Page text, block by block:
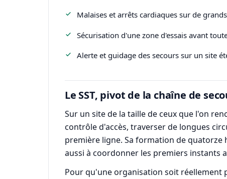
Malaises et arrêts cardiaques sur de
Sécurisation d'une zone d'essais avant
Alerte et guidage des secours sur un site
Le SST, pivot de la chaîne de
Sur un site de la taille de ceux que l'on
contrôle d'accès, traverser de longues
première ligne. Sa formation de quatorze
aussi à coordonner les premiers instants
Pour qu'une organisation soit réellement